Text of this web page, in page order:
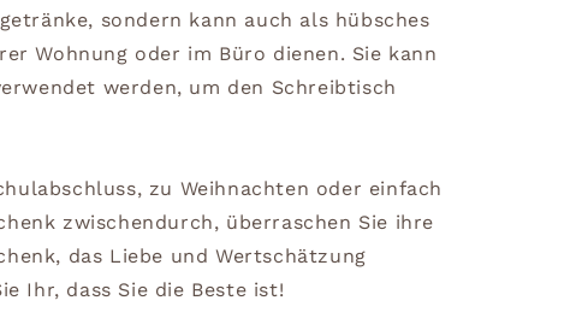
sondern kann auch als hübsches
Wohnung oder im Büro dienen. Sie kann
werden, um den Schreibtisch
zu Weihnachten oder einfach
zwischendurch, überraschen Sie ihre
das Liebe und Wertschätzung
Ihr, dass Sie die Beste ist!